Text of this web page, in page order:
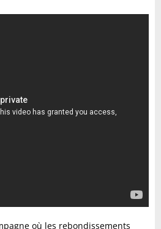
où les rebondissements